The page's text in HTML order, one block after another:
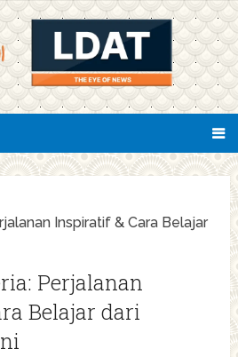
Inspiratif & Cara Belajar
Perjalanan
Belajar dari